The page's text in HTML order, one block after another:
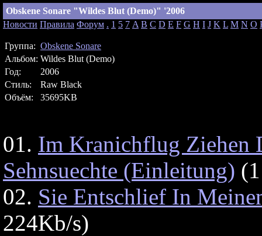
Obskene Sonare "Wildes Blut (Demo)" '2006
Новости Правила Форум . 1 5 7 A B C D E F G H I J K L M N O
Группа: Obskene Sonare
Альбом: Wildes Blut (Demo)
Год:
2006
Стиль:
Raw Black
Объём:
35695KB
01. Im Kranichflug Ziehen
Sehnsuechte (Einleitung)
02. Sie Entschlief In
224Kb/s)